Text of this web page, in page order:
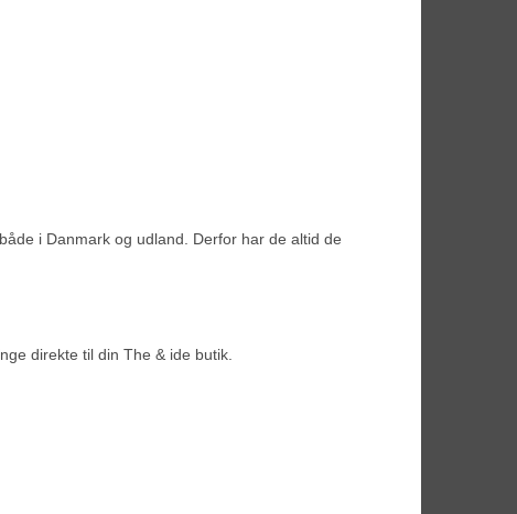
i Danmark og udland. Derfor har de altid de
direkte til din The & ide butik.